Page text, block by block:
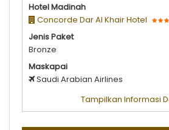
Hotel Madinah
Concorde Dar Al Khair Hotel
Jenis Paket
Bronze
Maskapai
Saudi Arabian Airlines
Tampilkan Informasi